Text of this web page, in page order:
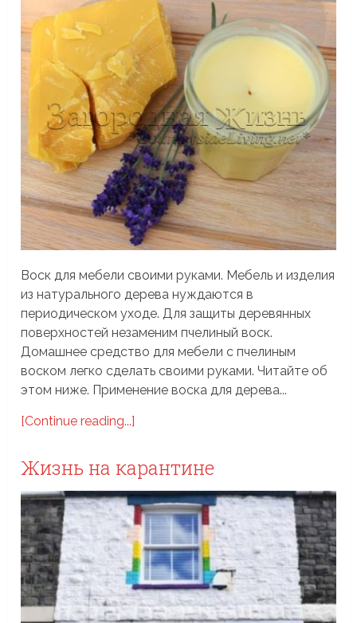
Воск для мебели своими руками. Мебель и изделия
из натурального дерева нуждаются в
периодическом уходе. Для защиты деревянных
поверхностей незаменим пчелиный воск.
Домашнее средство для мебели с пчелиным
воском легко сделать своими руками. Читайте об
этом ниже. Применение воска для дерева...
[Continue reading...]
Жизнь на карантине